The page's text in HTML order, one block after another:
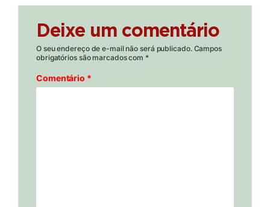
Deixe um comentário
O seu endereço de e-mail não será publicado. Campos
obrigatórios são marcados com *
Comentário *